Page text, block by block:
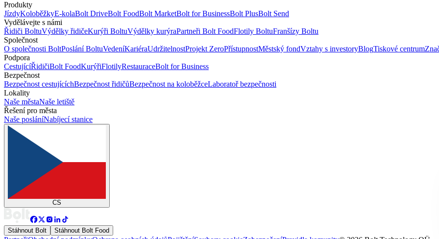
Produkty
JízdyKoloběžkyE-kolaBolt DriveBolt FoodBolt MarketBolt for BusinessBolt PlusBolt Send
Vydělávejte s námi
Řidiči BoltuVýdělky řidičeKurýři BoltuVýdělky kurýraPartneři Bolt FoodFlotily BoltuFranšízy Boltu
Společnost
O společnosti BoltPoslání BoltuVedeníKariéraUdržitelnostProjekt ZeroPřístupnostMěstský fondVztahy s investoryBlogTiskové centrum
Podpora
CestujícíŘidičiBolt FoodKurýřiFlotilyRestauraceBolt for Business
Bezpečnost
Bezpečnost cestujícíchBezpečnost řidičůBezpečnost na koloběžceLaboratoř bezpečnosti
Lokality
Naše městaNaše letiště
Řešení pro města
Naše posláníNabíjecí stanice
CS
Stáhnout Bolt Stáhnout Bolt Food